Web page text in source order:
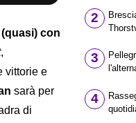
con
,
vittorie e
sarà per
di
il
2
3
4